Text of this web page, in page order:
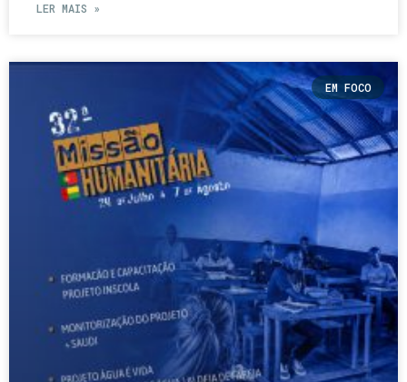
LER MAIS »
EM FOCO